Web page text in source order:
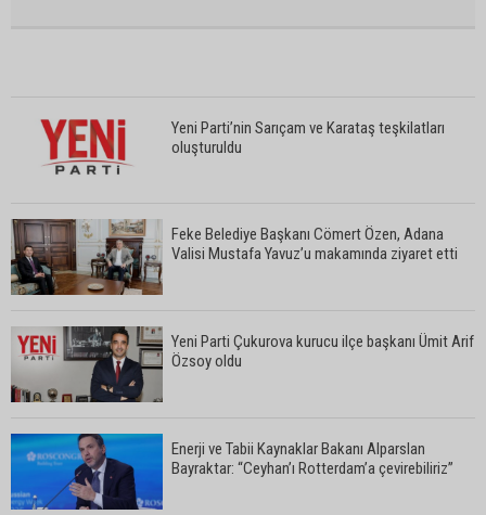
Yeni Parti’nin Sarıçam ve Karataş teşkilatları
oluşturuldu
Feke Belediye Başkanı Cömert Özen, Adana
Valisi Mustafa Yavuz’u makamında ziyaret etti
Yeni Parti Çukurova kurucu ilçe başkanı Ümit Arif
Özsoy oldu
Enerji ve Tabii Kaynaklar Bakanı Alparslan
Bayraktar: “Ceyhan’ı Rotterdam’a çevirebiliriz”